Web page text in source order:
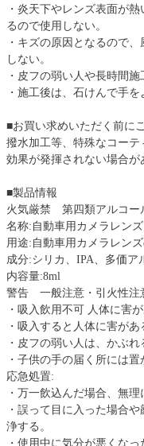
・炎天下やレンズ表面が
るので使用しない。
・キズの原因となるので
しない。
・皮フの弱い人や長時間
・施工後は、石けんで手を
■お買い求めいただく前に
撥水加工等、特殊なコー
効果が発揮されない場合が
■製品情報
火気厳禁 第四類アルコ
名称:自動車用カメラレン
用途:自動車用カメラレン
成分:シリカ、IPA、多価ア
内容量:8ml
警告 一般注意・引火性注
・吸入飲用不可 人体に害
・吸入すると人体に害が
・皮フの弱い人は、かぶ
・子供の手の届く所には置
応急処置:
・万一飲込んだ場合、無
・誤って目に入った場合
浄する。
・使用中に気分が悪くな